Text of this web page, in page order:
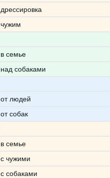
дрессировка
чужим
в семье
над собаками
от людей
от собак
в семье
с чужими
с собаками